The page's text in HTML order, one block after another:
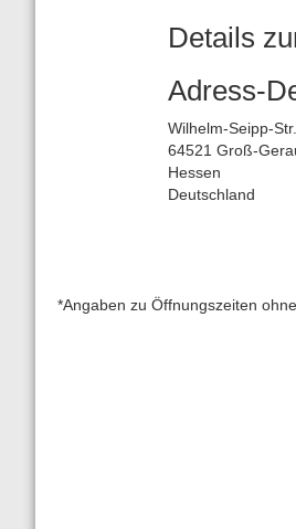
Details
Adress-
Wilhelm-Seipp-
64521 Groß-
Hessen
Deutschland
*Angaben zu Öffnungszeiten